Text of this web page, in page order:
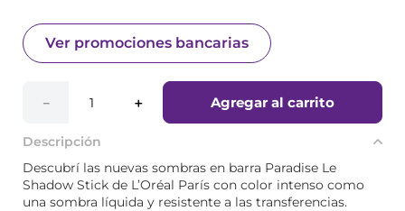
Ver promociones bancarias
＋
－ Agregar al carrito
Descripción
Descubrí las nuevas sombras en barra Paradise Le
Shadow Stick de L’Oréal París con color intenso como
una sombra líquida y resistente a las transferencias.